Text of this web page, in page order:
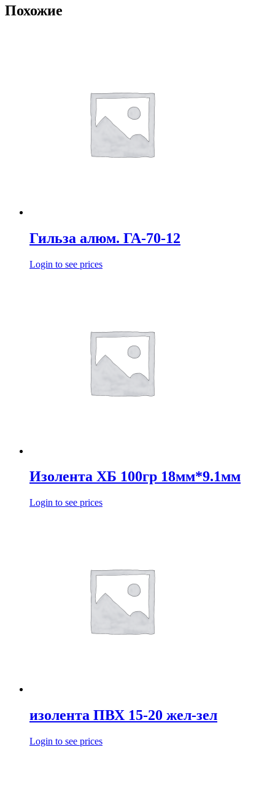
Похожие
Гильза алюм. ГА-70-12
Login to see prices
Изолента ХБ 100гр 18мм*9.1мм
Login to see prices
изолента ПВХ 15-20 жел-зел
Login to see prices